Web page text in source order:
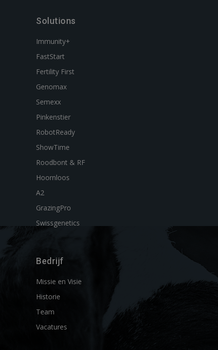
Solutions
Immunity+
FastStart
Fertility First
Genomax
Semexx
Pinkenstier
RobotReady
ShowTime
Roodbont & RF
Hoornloos
A2
GrazingPro
Swissgenetics
Bedrijf
Missie en Visie
Historie
Team
Vacatures